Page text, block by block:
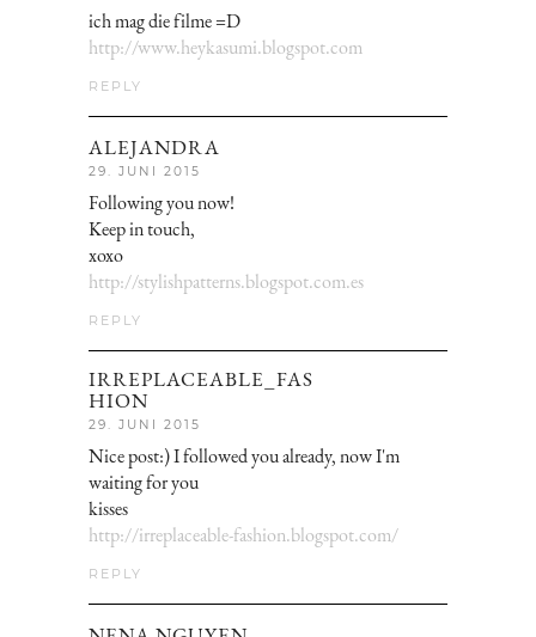
ich mag die filme =D
http://www.heykasumi.blogspot.com
REPLY
ALEJANDRA
29. JUNI 2015
Following you now!
Keep in touch,
xoxo
http://stylishpatterns.blogspot.com.es
REPLY
IRREPLACEABLE_FAS
HION
29. JUNI 2015
Nice post:) I followed you already, now I'm
waiting for you
kisses
http://irreplaceable-fashion.blogspot.com/
REPLY